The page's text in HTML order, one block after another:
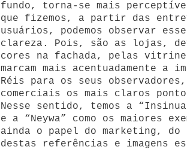
fundo, torna-se mais
que fizemos, a partir das
usuários, podemos observar
clareza. Pois, são as lojas,
cores na fachada, pelas
marcam mais acentuadamente a
Réis para os seus
comerciais os mais claros
Nesse sentido, temos a
e a “Neywa” como os maiores
ainda o papel do marketing, do
destas referências e imagens